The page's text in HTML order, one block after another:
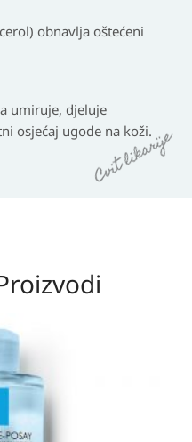
obnavlja oštećeni
umiruje, djeluje
osjećaj ugode na koži.